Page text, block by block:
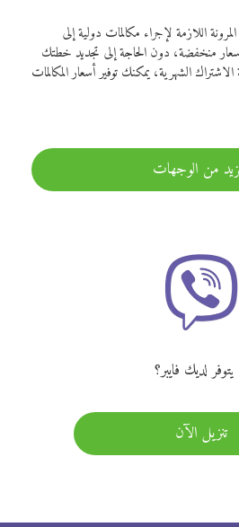
اللازمة لإجراء مكالمات دولية إلى
منخفضة، دون الحاجة إلى تجديد خطتك
الشهرية، يمكنك توفير أسعار المكالمات
من الوجهات
لديك فايبر؟
تنزيل الآن